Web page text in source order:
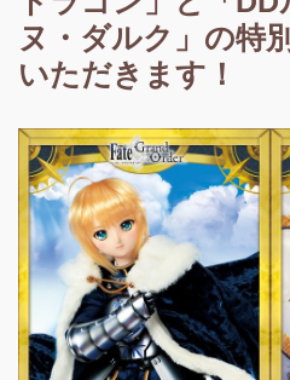
ヌ・ダルク」の特
いただきます！